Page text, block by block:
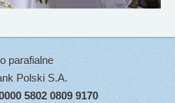
parafialne
Polski S.A.
5802 0809 9170